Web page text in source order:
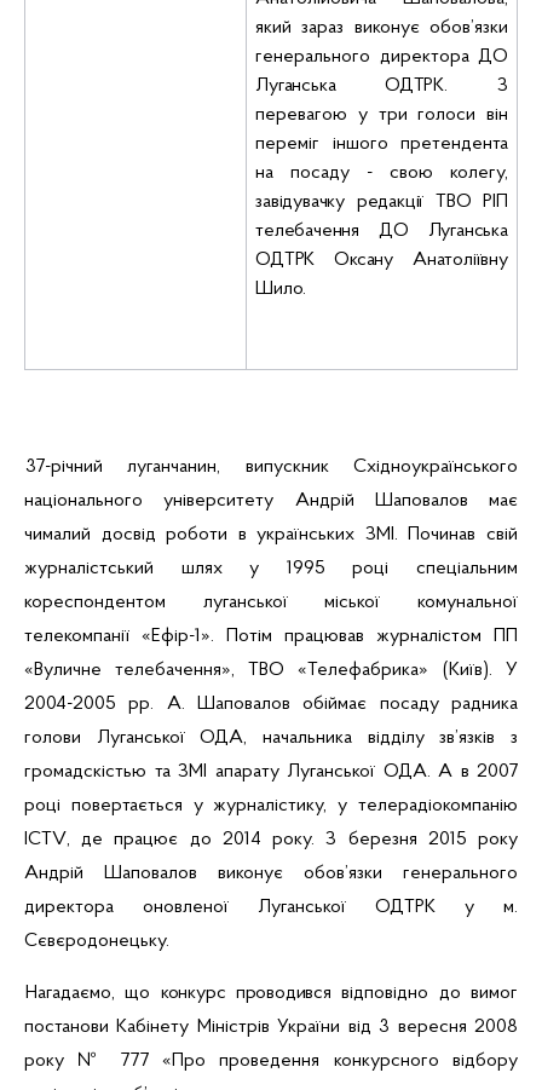
який зараз виконує обов’язки
генерального директораДО
Луганська ОДТРК. З
перевагою у три голоси він
переміг іншого претендента
на посаду - свою колегу,
завідувачку редакції ТВО РІП
телебачення ДО Луганська
ОДТРК Оксану Анатоліївну
Шило.
37-річний луганчанин, випускник Східноукраїнського
національного університету Андрій Шаповалов має
чималий досвід роботи в українських ЗМІ. Починав свій
журналістський шлях у 1995 році спеціальним
кореспондентом луганської міської комунальної
телекомпанії «Ефір-1». Потім працював журналістом ПП
«Вуличне телебачення», ТВО«Телефабрика» (Київ). У
2004-2005 рр. А. Шаповалов обіймає посаду радника
голови Луганської ОДА, начальника відділу зв’язків з
громадскістью та ЗМІ апарату Луганської ОДА. А в 2007
році повертається у журналістику, у телерадіокомпанію
ICTV, де працює до 2014 року. З березня 2015 року
Андрій Шаповалов виконує обов’язки генерального
директора оновленої Луганської ОДТРК у м.
Сєвєродонецьку.
Нагадаємо, що конкурс проводився відповідно до вимог
постанови Кабінету Міністрів України від 3 вересня 2008
року № 777 «Про проведення конкурсного відбору